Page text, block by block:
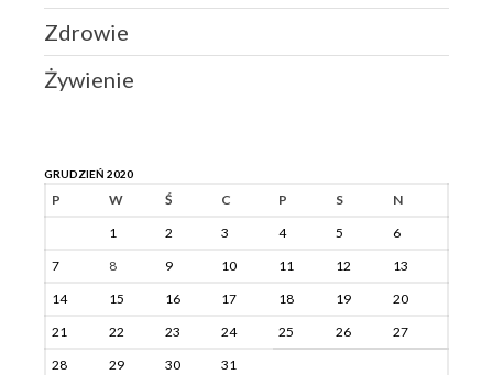
Zdrowie
Żywienie
GRUDZIEŃ 2020
P W Ś C P S
N
1
2 3 4 5
6
7
8 9 10 11 12
13
14
15 16 17 18 19
20
21
22 23 24 25 26
27
28
29 30 31